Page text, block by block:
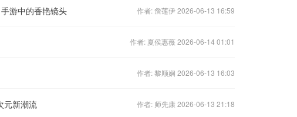
游中的香艳镜头 作者: 詹莲伊 2026-06-13 16:59
作者: 夏侯惠薇 2026-06-14 01:01
作者: 黎顺娴 2026-06-13 16:03
元新潮流 作者: 师先康 2026-06-13 21:18